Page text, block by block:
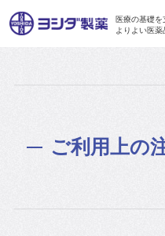
医療の基礎を
よりよい医
ご利用上の